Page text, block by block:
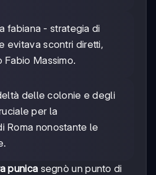
fabiana - strategia di
evitava scontri diretti,
Fabio Massimo.
delle colonie e degli
per la
Roma nonostante le
punica segnò un punto di